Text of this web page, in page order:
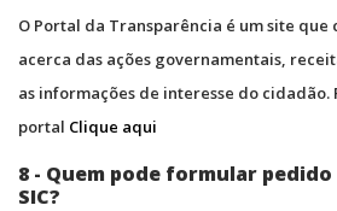
O Portal da Transparência é um site
acerca das ações governamentais,
as informações de interesse do cidadão.
portal Clique aqui
8 - Quem pode formular
SIC?